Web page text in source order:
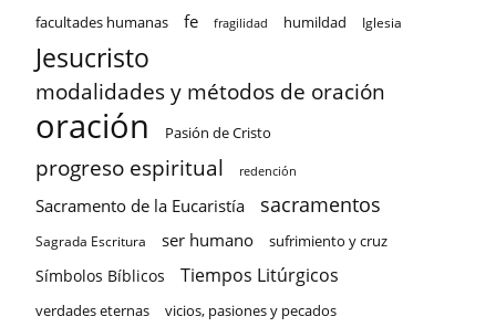
facultades humanas fe fragilidad humildad Iglesia
Jesucristo
modalidades y métodos de oración
oración Pasión de Cristo
progreso espiritual redención
Sacramento de la Eucaristía sacramentos
Sagrada Escritura ser humano sufrimiento y cruz
Símbolos Bíblicos Tiempos Litúrgicos
verdades eternas vicios, pasiones y pecados